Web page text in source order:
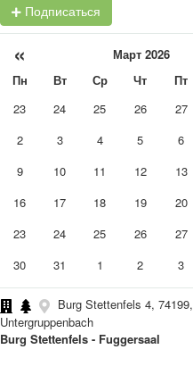
Подписаться
« Март 2026
Пн Вт Ср Чт Пт
23
24 25 26 27
2
3 4 5 6
9
10 11 12 13
16
17 18 19 20
23
24 25 26 27
30
31 1 2 3
Burg Stettenfels 4, 74199,
Untergruppenbach
Burg Stettenfels - Fuggersaal